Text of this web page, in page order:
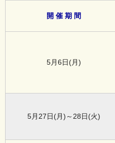
開 催 期 間
5月6日(月)
5月27日(月)～28日(火)